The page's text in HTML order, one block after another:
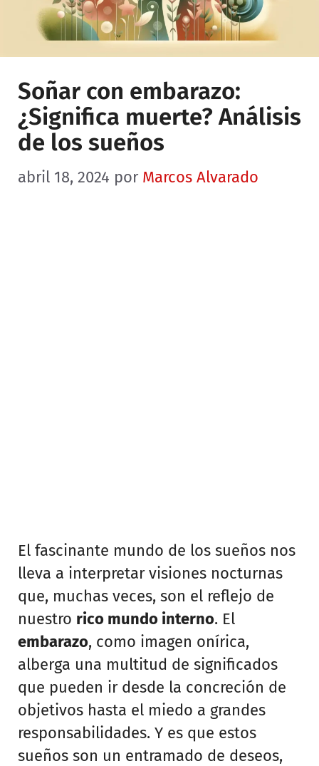
Soñar con embarazo:
¿Significa muerte? Análisis
de los sueños
abril 18, 2024 por Marcos Alvarado
El fascinante mundo de los sueños nos
lleva a interpretar visiones nocturnas
que, muchas veces, son el reflejo de
nuestro rico mundo interno. El
embarazo, como imagen onírica,
alberga una multitud de significados
que pueden ir desde la concreción de
objetivos hasta el miedo a grandes
responsabilidades. Y es que estos
sueños son un entramado de deseos,